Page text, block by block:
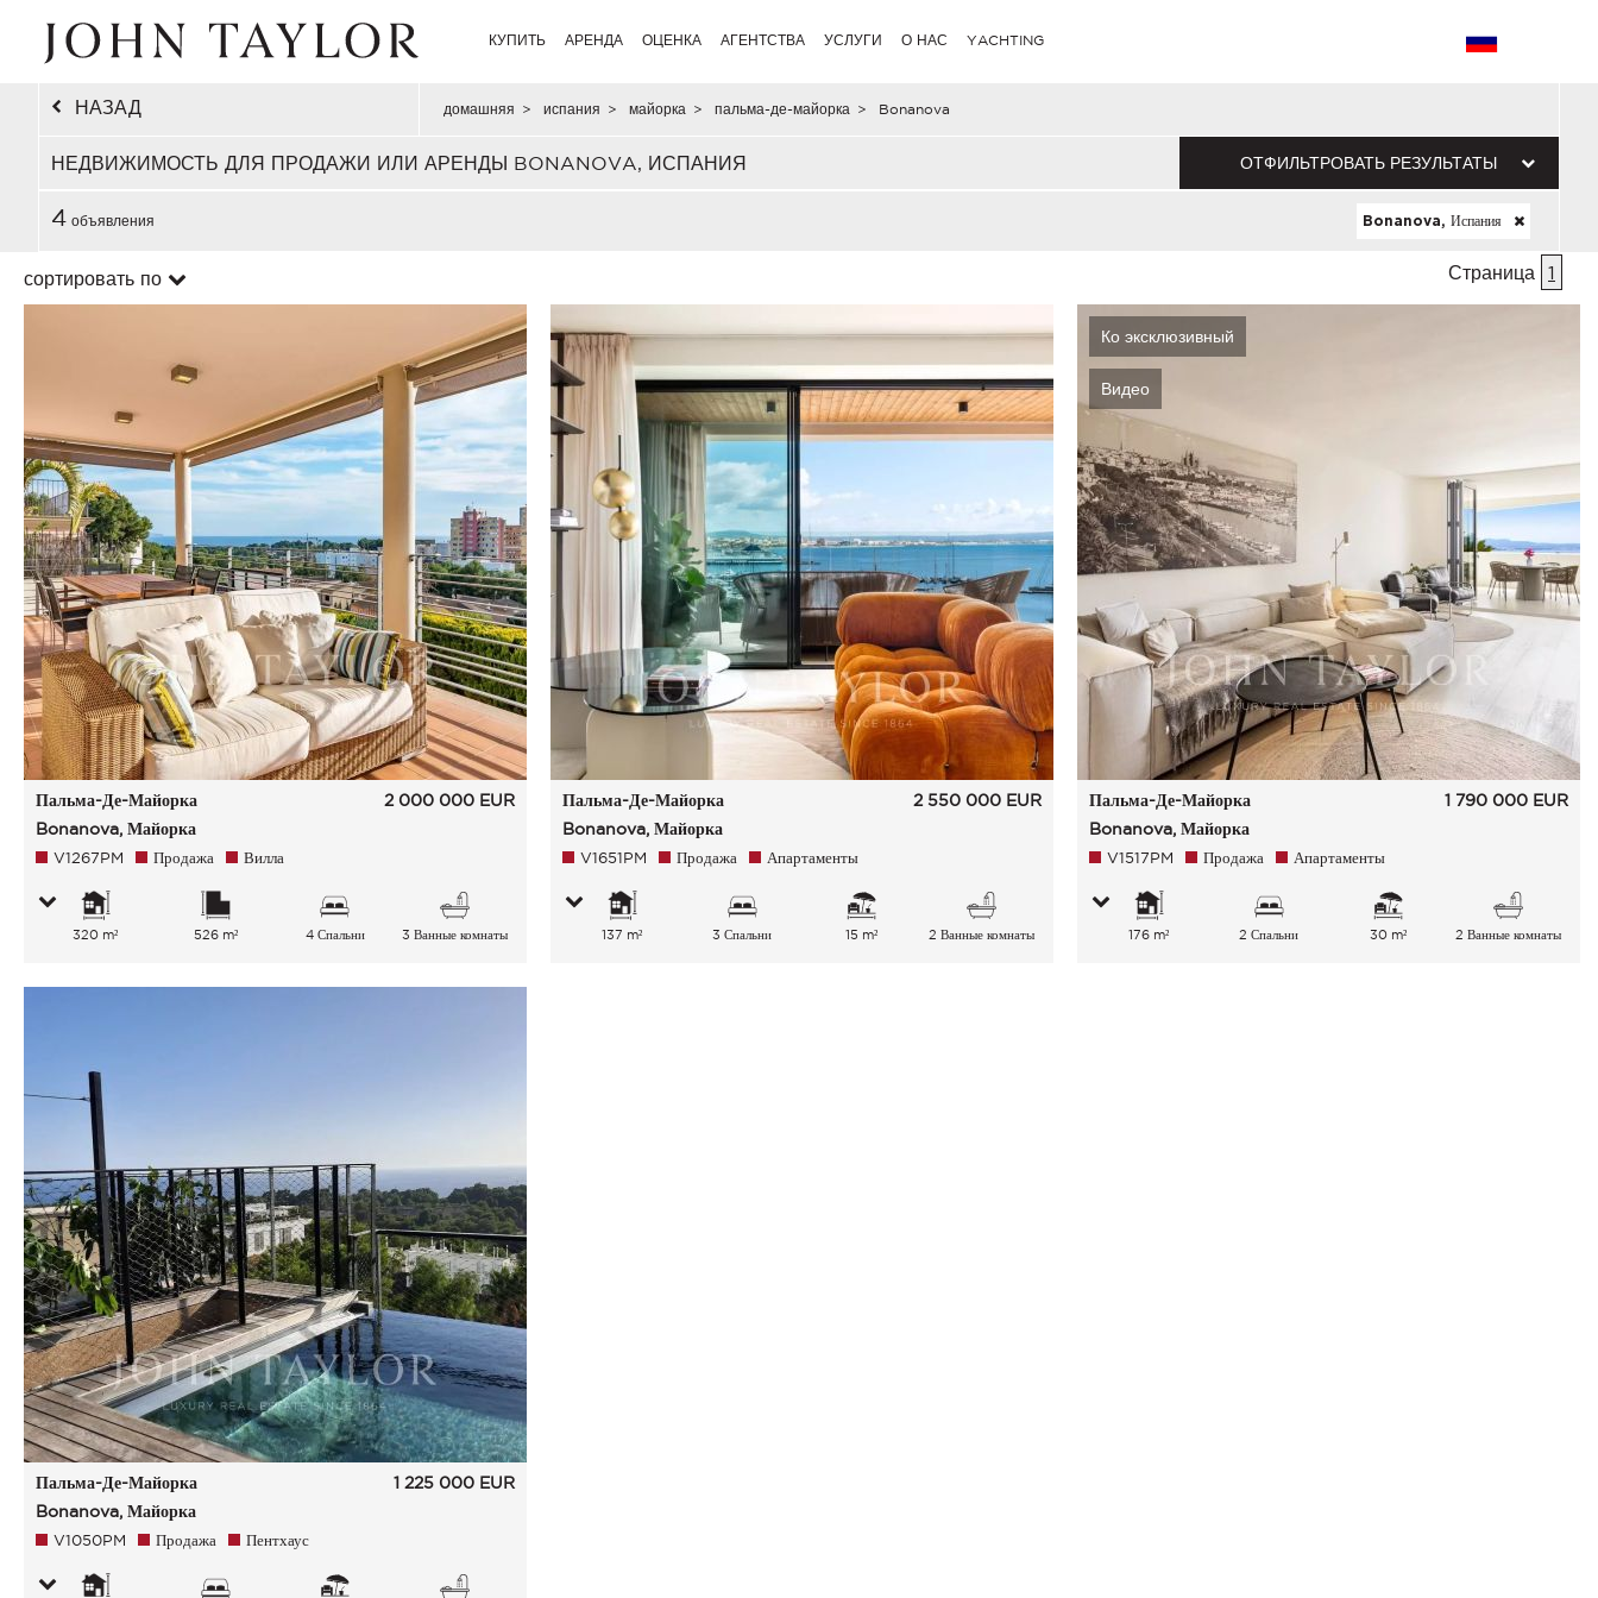
КУПИТЬ АРЕНДА ОЦЕНКА АГЕНТСТВА УСЛУГИ О НАС YACHTING
НАЗАД домашняя > испания > майорка > пальма-де-майорка > Bonanova
НЕДВИЖИМОСТЬ ДЛЯ ПРОДАЖИ ИЛИ АРЕНДЫ BONANOVA, ИСПАНИЯ ОТФИЛЬТРОВАТЬ РЕЗУЛЬТАТЫ
4 объявления Bonanova, Испания
сортировать по Страница 1
Пальма-Де-Майорка
Bonanova, Майорка
2 000 000 EUR
V1267PM Продажа Вилла
320 m² 526 m² 4 Спальни 3 Ванные комнаты
Пальма-Де-Майорка
Bonanova, Майорка
2 550 000 EUR
V1651PM Продажа Апартаменты
137 m² 3 Спальни 15 m² 2 Ванные комнаты
Ко эксклюзивный
Видео
Пальма-Де-Майорка
Bonanova, Майорка
1 790 000 EUR
V1517PM Продажа Апартаменты
176 m² 2 Спальни 30 m² 2 Ванные комнаты
Пальма-Де-Майорка
Bonanova, Майорка
1 225 000 EUR
V1050PM Продажа Пентхаус